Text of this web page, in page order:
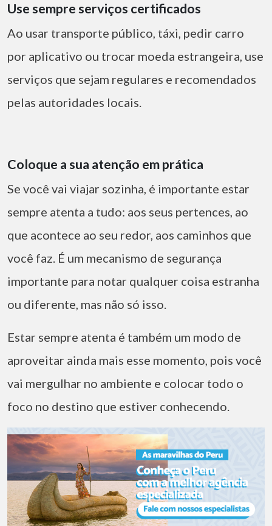
Use sempre serviços certificados
Ao usar transporte público, táxi, pedir carro
por aplicativo ou trocar moeda estrangeira, use
serviços que sejam regulares e recomendados
pelas autoridades locais.
Coloque a sua atenção em prática
Se você vai viajar sozinha, é importante estar
sempre atenta a tudo: aos seus pertences, ao
que acontece ao seu redor, aos caminhos que
você faz. É um mecanismo de segurança
importante para notar qualquer coisa estranha
ou diferente, mas não só isso.
Estar sempre atenta é também um modo de
aproveitar ainda mais esse momento, pois você
vai mergulhar no ambiente e colocar todo o
foco no destino que estiver conhecendo.